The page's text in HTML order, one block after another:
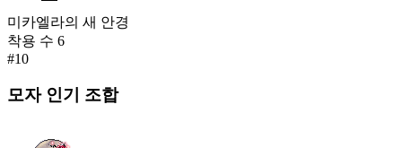
미카엘라의 새 안경
착용 수 6
#10
모자인기 조합